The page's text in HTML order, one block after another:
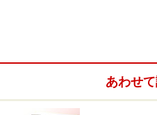
そもそも「やばい」「マ
あわせ